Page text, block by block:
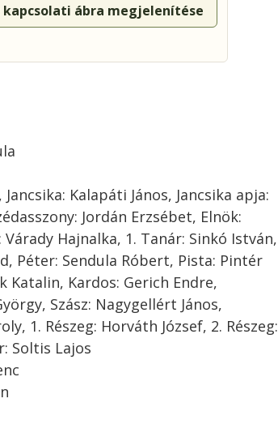
kapcsolati ábra megjelenítése
Kalapáti János, Jancsika apja:
Jordán Erzsébet, Elnök:
Hajnalka, 1. Tanár: Sinkó István,
Péter: Sendula Róbert, Pista: Pintér
Katalin, Kardos: Gerich Endre,
Szász: Nagygellért János,
1. Részeg: Horváth József, 2. Részeg:
Soltis Lajos